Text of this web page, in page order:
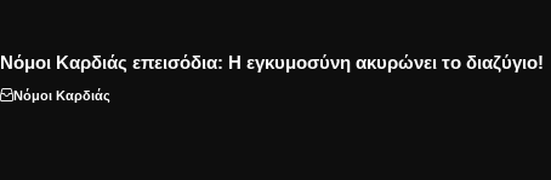
Νόμοι Καρδιάς επεισόδια: Η εγκυμοσύνη ακυρώνει το διαζύγιο!
Νόμοι Καρδιάς